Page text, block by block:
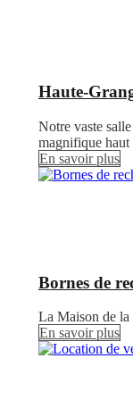
Haute-
Notre vaste
magnifique
En savoir plus
Bornes de
La Maison de
En savoir plus